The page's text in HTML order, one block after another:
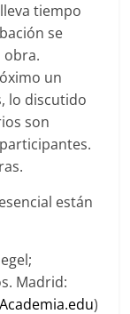
tiempo
se
obra.
un
lo discutido
son
están
Madrid:
Academia.edu)